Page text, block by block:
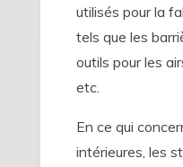
utilisés pour la
tels que les
outils pour les
etc.
En ce qui
intérieures, les